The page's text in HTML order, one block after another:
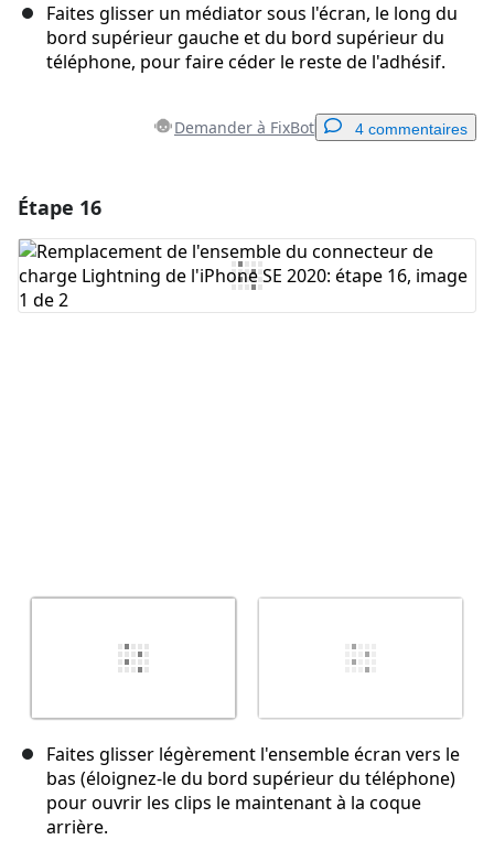
Faites glisser un médiator sous l'écran, le long du
bord supérieur gauche et du bord supérieur du
téléphone, pour faire céder le reste de l'adhésif.
Demander à FixBot 4 commentaires
Ajouter un commentaire
Étape 16
Faites glisser légèrement l'ensemble écran vers le
bas (éloignez-le du bord supérieur du téléphone)
pour ouvrir les clips le maintenant à la coque
arrière.